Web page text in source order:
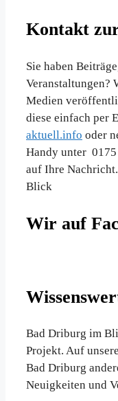
Kontakt
Sie haben
Veranstaltungen?
Medien
diese einfach per
aktuell.info oder
Handy unter
auf Ihre
Blick
Wir auf
Bad Driburg im
Projekt. Auf
Bad Driburg
Neuigkeiten und